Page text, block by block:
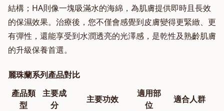
結構；HA則像一塊吸滿水的海綿，為肌膚提供即時且長效
的保濕效果。治療後，您不僅會感覺到皮膚變得更緊緻、更
有彈性，還能享受到水潤透亮的光澤感，是乾性及熟齡肌膚
的升級保養首選。
麗珠蘭系列產品對比
產品類
型
主要成
分
主要功效
適用部
位
適合人群